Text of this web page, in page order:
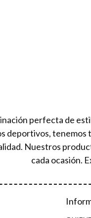
perfecta de
deportivos, tenemos
Nuestros
cada ocasión.